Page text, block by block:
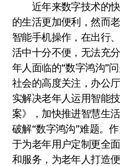
近年来数字技术的快
的生活更加便利，然而
智能手机操作，在出行
活中十分不便，无法充
年人面临的“数字鸿沟”
社会的高度关注，办公
实解决老年人运用智能
案》，加快推进智慧生
破解“数字鸿沟”难题。
于为老年用户定制更全
和服务，为老年人打造便